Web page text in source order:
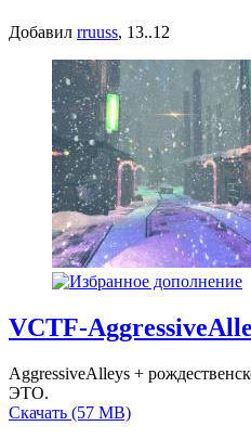
Добавил rruuss, 13..12
VCTF-
AggressiveAlleys +
ЭТО.
Скачать (57 MB)